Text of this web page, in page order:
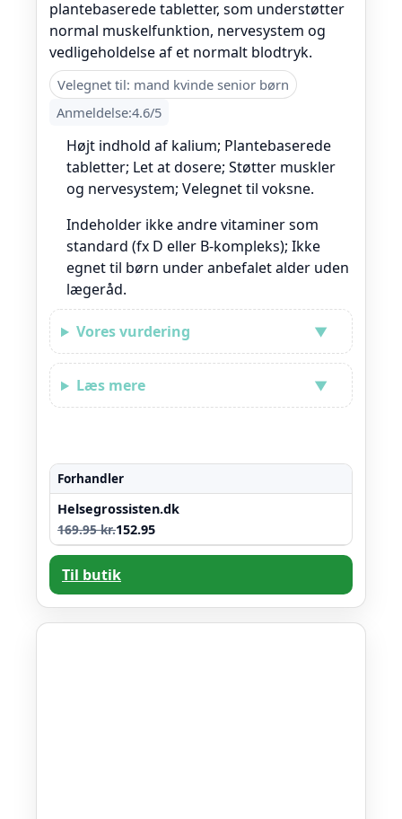
plantebaserede tabletter, som understøtter
normal muskelfunktion, nervesystem og
vedligeholdelse af et normalt blodtryk.
Velegnet til: mand kvinde senior børn
Anmeldelse:4.6/5
Højt indhold af kalium; Plantebaserede
tabletter; Let at dosere; Støtter muskler
og nervesystem; Velegnet til voksne.
Indeholder ikke andre vitaminer som
standard (fx D eller B-kompleks); Ikke
egnet til børn under anbefalet alder uden
lægeråd.
Læs mere
Vores vurdering
Til butik
Forhandler
Helsegrossisten.dk
169.95 kr.152.95